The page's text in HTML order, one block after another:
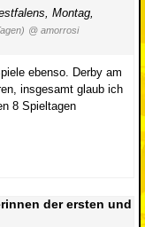
, Montag,
@ amorrosi
ebenso. Derby am
insgesamt glaub ich
8 Spieltagen
der ersten und